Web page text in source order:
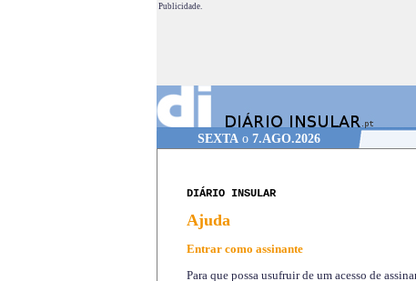
Publicidade.
SEXTAo 7.AGO.2026
DIÁRIO INSULAR
Ajuda
Entrar como assinante
Para que possa usufruir de um acesso de